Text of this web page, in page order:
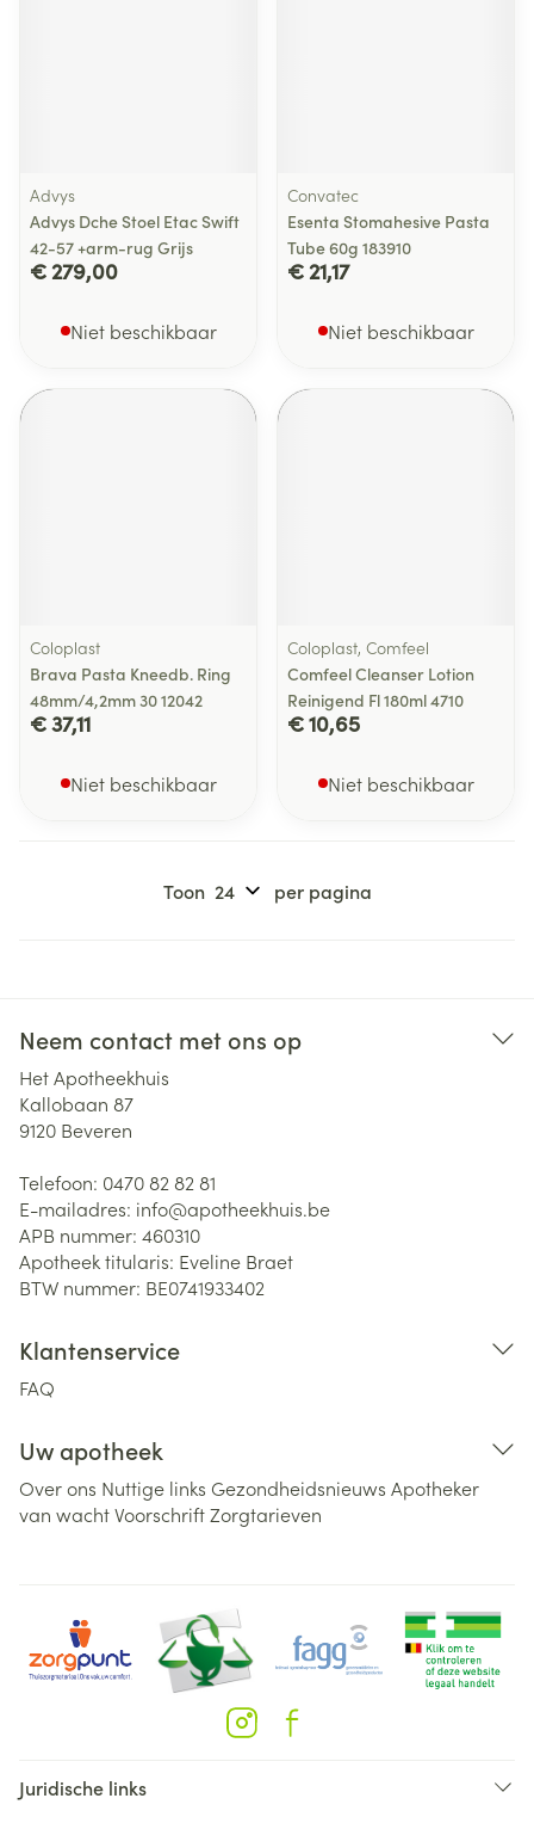
Advys
Advys Dche Stoel Etac Swift
42-57 +arm-rug Grijs
€ 279,00
Niet beschikbaar
Convatec
Esenta Stomahesive Pasta
Tube 60g 183910
€ 21,17
Niet beschikbaar
Coloplast
Brava Pasta Kneedb. Ring
48mm/4,2mm 30 12042
€ 37,11
Niet beschikbaar
Coloplast, Comfeel
Comfeel Cleanser Lotion
Reinigend Fl 180ml 4710
€ 10,65
Niet beschikbaar
Toon per pagina
Neem contact met ons op
Het Apotheekhuis
Kallobaan 87
9120 Beveren
Telefoon: 0470 82 82 81
E-mailadres: info@apotheekhuis.be
APB nummer: 460310
Apotheek titularis: Eveline Braet
BTW nummer: BE0741933402
Klantenservice
FAQ
Uw apotheek
Over ons Nuttige links Gezondheidsnieuws Apotheker
van wachtVoorschriftZorgtarieven
Juridische links